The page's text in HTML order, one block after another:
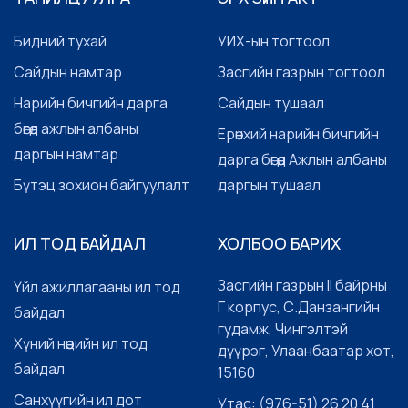
Бидний тухай
Сайдын намтар
Нарийн бичгийн дарга
бөгөөд ажлын албаны
даргын намтар
Бүтэц зохион байгуулалт
УИХ-ын тогтоол
Засгийн газрын тогтоол
Сайдын тушаал
Ерөнхий нарийн бичгийн
дарга бөгөөд Ажлын албаны
даргын тушаал
ИЛ ТОД БАЙДАЛ
Үйл ажиллагааны ил тод
байдал
Хүний нөөцийн ил тод
байдал
Санхүүгийн ил дот
ХОЛБОО БАРИХ
Засгийн газрын II байрны
Г корпус, С.Данзангийн
гудамж, Чингэлтэй
дүүрэг, Улаанбаатар хот,
15160
Утас: (976-51) 26 20 41